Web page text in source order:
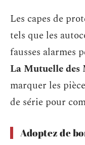
Les capes de
tels que les
fausses alarmes
La Mutuelle des
marquer les
de série pour
Adoptez de